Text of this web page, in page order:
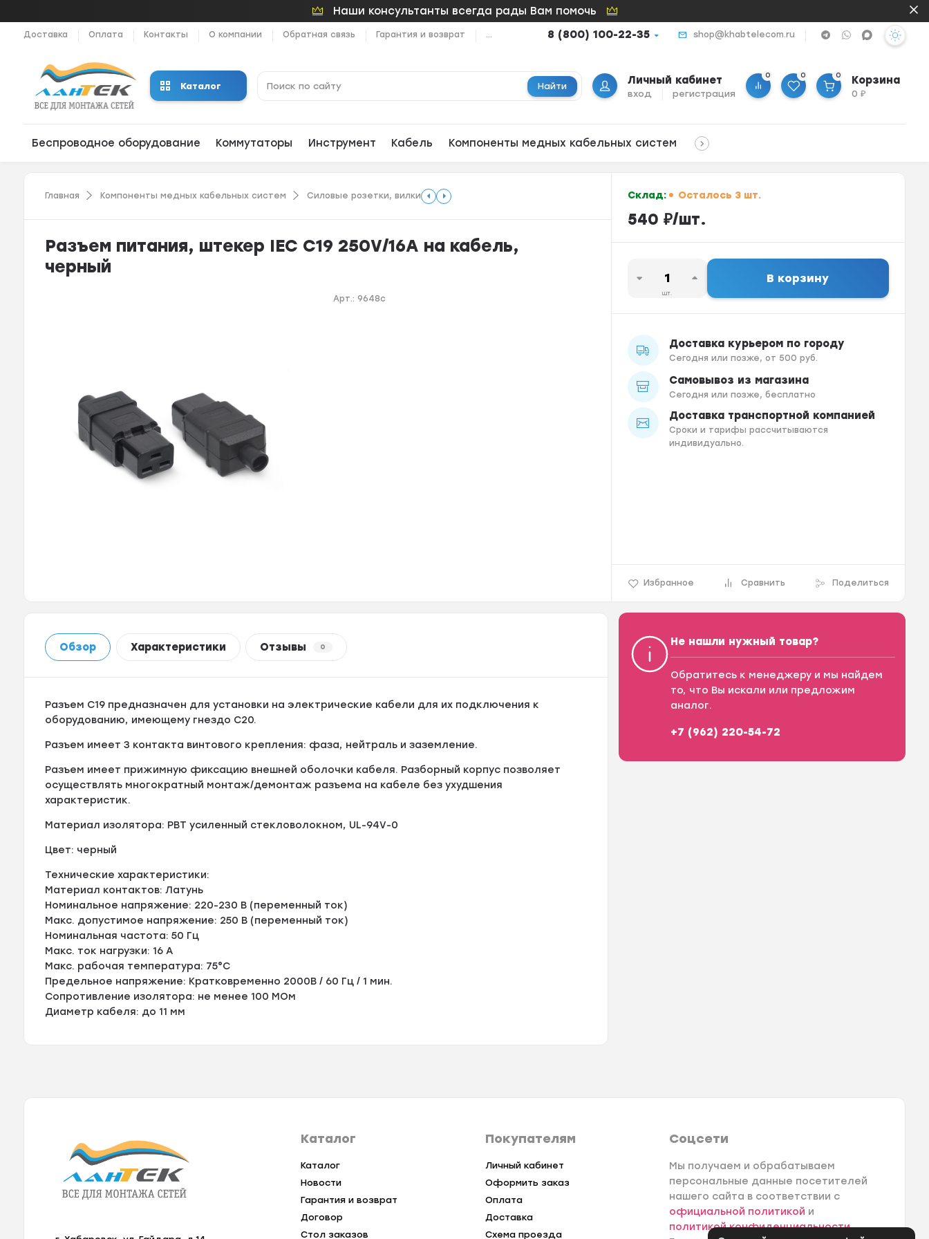
Наши консультанты всегда рады Вам помочь
Доставка Оплата Контакты О компании Обратная связь Гарантия и возврат ... 8 (800) 100-22-35 shop@khabtelecom.ru
Каталог Найти Личный кабинет
вход регистрация
0 0 0 Корзина
0₽
Беспроводное оборудование Коммутаторы Инструмент Кабель Компоненты медных кабельных систем
Главная Компоненты медных кабельных систем Силовые розетки, вилки
Разъем питания, штекер IEC С19 250V/16A на кабель,
черный
Арт.:9648c
Склад: Осталось 3 шт.
540 ₽/шт.
шт.
В корзину
Доставка курьером по городу
Сегодня или позже, от 500 руб.
Самовывоз из магазина
Сегодня или позже, бесплатно
Доставка транспортной компанией
Сроки и тарифы рассчитываются
индивидуально.
Избранное Сравнить Поделиться
Обзор Характеристики Отзывы 0
Разъем С19 предназначен для установки на электрические кабели для их подключения к
оборудованию, имеющему гнездо С20.
Разъем имеет 3 контакта винтового крепления: фаза, нейтраль и заземление.
Разъем имеет прижимную фиксацию внешней оболочки кабеля. Разборный корпус позволяет
осуществлять многократный монтаж/демонтаж разъема на кабеле без ухудшения
характеристик.
Материал изолятора: РВТ усиленный стекловолокном, UL-94V-0
Цвет: черный
Технические характеристики:
Материал контактов: Латунь
Номинальное напряжение: 220-230 В (переменный ток)
Макс. допустимое напряжение: 250 В (переменный ток)
Номинальная частота: 50 Гц
Макс. ток нагрузки: 16 A
Макс. рабочая температура: 75°С
Предельное напряжение: Кратковременно 2000В / 60 Гц / 1 мин.
Сопротивление изолятора: не менее 100 МОм
Диаметр кабеля: до 11 мм
Не нашли нужный товар?
Обратитесь к менеджеру и мы найдем
то, что Вы искали или предложим
аналог.
+7 (962) 220-54-72
Каталог
Каталог
Новости
Гарантия и возврат
Договор
Стол заказов
Покупателям
Личный кабинет
Оформить заказ
Оплата
Доставка
Схема проезда
Соцсети
Мы получаем и обрабатываем
персональные данные посетителей
нашего сайта в соответствии с
официальной политикой и
политикой конфиденциальности.